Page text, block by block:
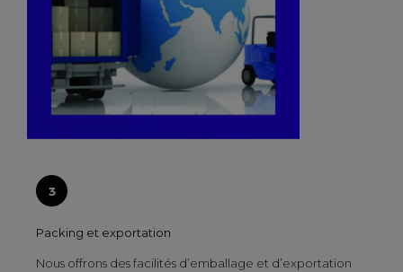
Packing et exportation
Nous offrons des facilités d’emballage et d’exportation